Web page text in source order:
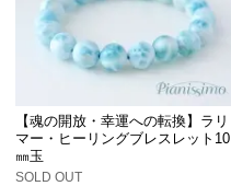
【魂の開放・幸運への転換】ラリ
マー・ヒーリングブレスレット10
㎜玉
SOLD OUT